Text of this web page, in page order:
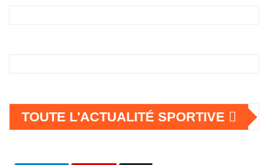
TOUTE L'ACTUALITÉ SPORTIVE